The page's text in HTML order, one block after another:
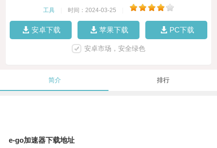
工具 时间：2024-03-25
安卓下载 苹果下载 PC下载
安卓市场，安全绿色
简介 排行
e-go加速器下载地址